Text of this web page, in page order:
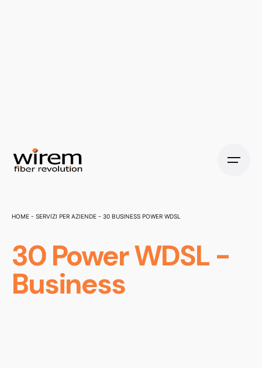
Home- Servizi per Aziende- 30 Business Power WDSL
30 Power WDSL -
Business